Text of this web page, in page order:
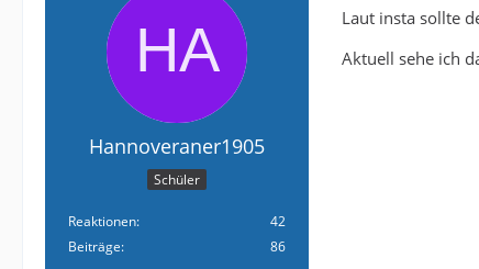
Hannoveraner1905
Schüler
Reaktionen
42
Beiträge
86
Laut insta sollte
Aktuell sehe ich